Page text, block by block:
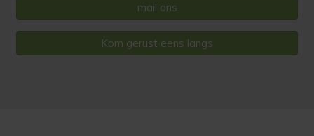
mail ons
Kom gerust eens langs